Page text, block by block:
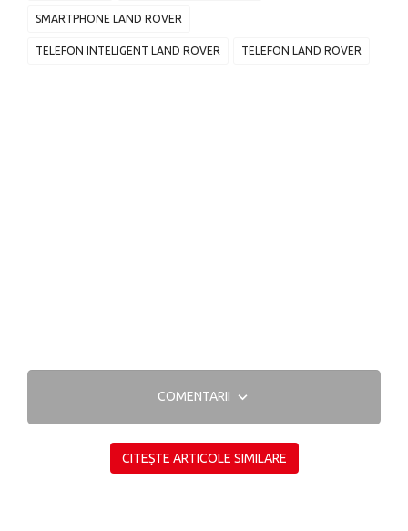
SMARTPHONE LAND ROVER
TELEFON INTELIGENT LAND ROVER TELEFON LAND ROVER
COMENTARII
CITEȘTE ARTICOLE SIMILARE